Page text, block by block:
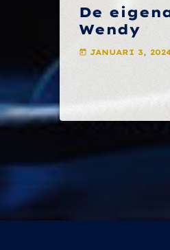
De
Wendy
today JANUARI 3,